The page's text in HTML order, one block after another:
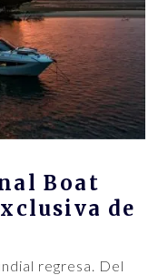
Boat
de
regresa. Del